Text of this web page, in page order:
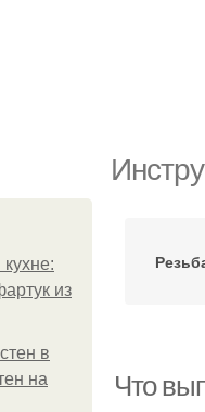
из
в
на
Что